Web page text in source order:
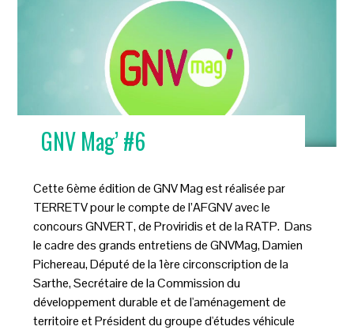
GNV Mag’ #6
Cette 6ème édition de GNV Mag est réalisée par
TERRETV pour le compte de l’AFGNV avec le
concours GNVERT, de Proviridis et de la RATP. Dans
le cadre des grands entretiens de GNVMag, Damien
Pichereau, Député de la 1ère circonscription de la
Sarthe, Secrétaire de la Commission du
développement durable et de l'aménagement de
territoire et Président du groupe d'études véhicule